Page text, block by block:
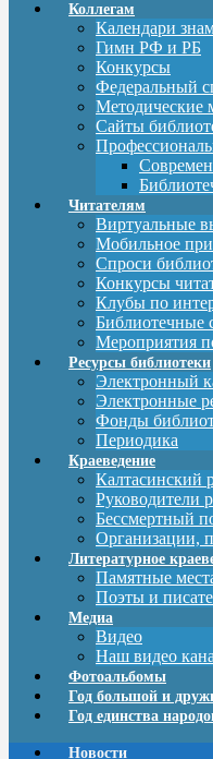
Коллегам
Календари
Гимн РФ и РБ
Конкурсы
Федеральный
Методические
Сайты
Читателям
Виртуальные
Мобильное
Спроси
Конкурсы
Клубы по
Библиотечные
Мероприятия
Ресурсы библиотеки
Электронный
Электронные
Фонды
Периодика
Краеведение
Калтасинский
Руководители
Бессмертный
Организации,
Литературное
Памятные
Поэты и
Медиа
Видео
Наш видео
Фотоальбомы
Год большой и
Год единства
Новости